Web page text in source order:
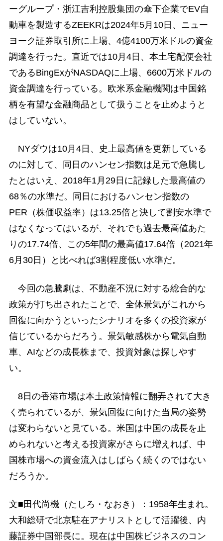
ーグループ・浙江吉利控股集団の傘下企業でEV自
動車を製造するZEEKRは2024年5月10日、ニュー
ヨーク証券取引所に上場、4億4100万米ドルの資金
調達を行った。直近では10月4日、本土宅配便会社
であるBingExがNASDAQに上場、6600万米ドルの
資金調達を行っている。欧米系金融機関は中国銘
柄を有望な金融商品として扱うことを止めようと
はしていない。
NYダウは10月4日、史上最高値を更新している
のに対して、同日のハンセン指数は足元で急騰し
たとはいえ、2018年1月29日に記録した最高値の
68％の水準だ。同日におけるハンセン指数の
PER（株価収益率）は13.25倍と決して割安水準で
はなくなってはいるが、それでも過去最高値あた
りの17.74倍、この5年間の最高値17.64倍（2021年
6月30日）と比べれば3割程度低い水準だ。
今回の急騰劇は、不動産不況に対する総合的な
政策が打ち出されたことで、全体景気がこれから
回復に向かうといったシナリオを多くの投資家が
信じているからだろう。景気敏感株から電気自動
車、AIなどの成長株まで、投資対象は探しやす
い。
8日の香港市場は本土政策情報に翻弄されて大き
く売られているが、景気回復に向けた当局の姿勢
は変わらないと見ている。米国は中国の成長を止
められないと考える投資家がさらに増えれば、中
国株市場への資金流入はしばらく続くのではない
だろうか。
文■田代尚機（たしろ・なおき）：1958年生まれ。
大和総研で北京駐在アナリストとして活躍後、内
藤証券中国部長に。現在は中国株ビジネスのコン